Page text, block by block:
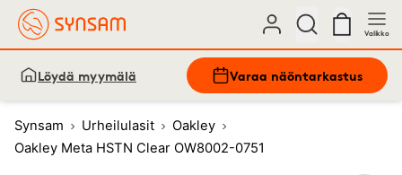
Valikko
Löydä myymälä Varaa näöntarkastus
Synsam Urheilulasit
Oakley
Oakley Meta HSTN Clear OW8002-0751